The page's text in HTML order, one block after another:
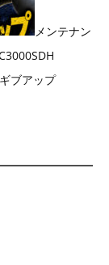
メンテナン
ブアップ